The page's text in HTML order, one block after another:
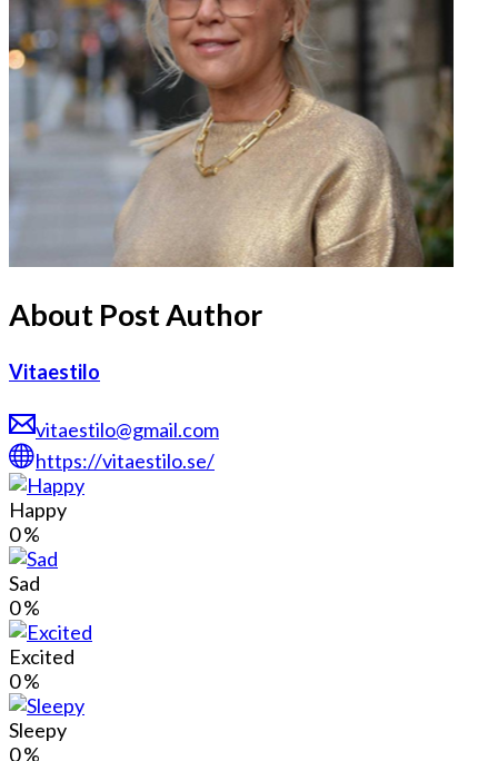
About Post Author
Vitaestilo
vitaestilo@gmail.com
https://vitaestilo.se/
Happy
0%
Sad
0%
Excited
0%
Sleepy
0%